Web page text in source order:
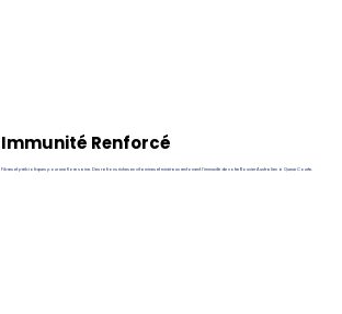
Immunité Renforcé
Fibres et prébiotiques pour une flore saine. Des rations riches en vitamines et minéraux renforcent l’immunité de votre Bouvier Australien à Queue Courte.